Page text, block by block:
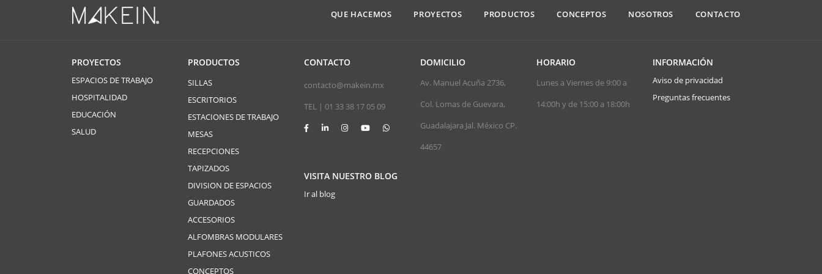
QUE HACEMOS PROYECTOS PRODUCTOS CONCEPTOS NOSOTROS CONTACTO
PROYECTOS
ESPACIOS DE TRABAJO
HOSPITALIDAD
EDUCACIÓN
SALUD
PRODUCTOS
SILLAS
ESCRITORIOS
ESTACIONES DE TRABAJO
MESAS
RECEPCIONES
TAPIZADOS
DIVISION DE ESPACIOS
GUARDADOS
ACCESORIOS
ALFOMBRAS MODULARES
PLAFONES ACUSTICOS
CONCEPTOS
CONTACTO
contacto@makein.mx
TEL | 01 33 38 17 05 09
VISITA NUESTRO BLOG
Ir al blog
DOMICILIO
Av. Manuel Acuña 2736,
Col. Lomas de Guevara,
Guadalajara Jal. México CP.
44657
HORARIO
Lunes a Viernes de 9:00 a
14:00h y de 15:00 a 18:00h
INFORMACIÓN
Aviso de privacidad
Preguntas frecuentes